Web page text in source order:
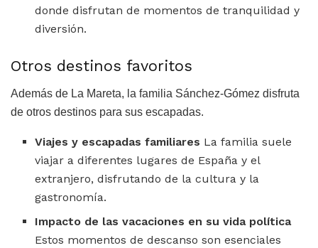
donde disfrutan de momentos de tranquilidad y
diversión.
Otros destinos favoritos
Además de La Mareta, la familia Sánchez-Gómez disfruta
de otros destinos para sus escapadas.
Viajes y escapadas familiares La familia suele
viajar a diferentes lugares de España y el
extranjero, disfrutando de la cultura y la
gastronomía.
Impacto de las vacaciones en su vida política
Estos momentos de descanso son esenciales